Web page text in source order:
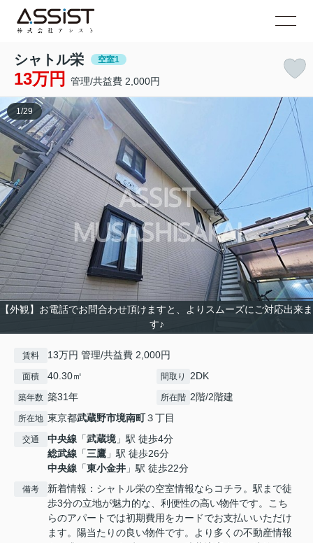
シャトル栄 空室1
13万円 管理/共益費 2,000円
【外観】お電話でお問合わせ頂けますと、よりスムーズにご対応出来ま
す♪
1/29
賃料 13万円 管理/共益費 2,000円
面積 40.30㎡ 間取り 2DK
築年数 築31年 所在階 2階/2階建
所在地 東京都武蔵野市境南町３丁目
交通 中央線 「武蔵境」駅 徒歩4分
総武線 「三鷹 」駅 徒歩26分
中央線 「東小金井 」駅 徒歩22分
備考
新着情報：シャトル栄の空室情報ならコチラ。駅まで徒
歩3分の立地が魅力的な、利便性の高い物件です。こち
らのアパートでは初期費用をカードでお支払いいただけ
ます。陽当たりの良い物件です。より多くの不動産情報